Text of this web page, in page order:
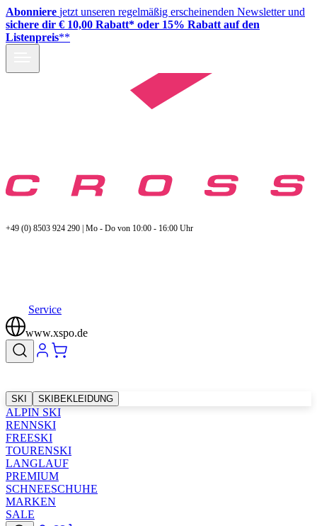
Abonniere jetzt unseren regelmäßig erscheinenden Newsletter und
sichere dir € 10,00 Rabatt* oder 15% Rabatt auf den
Listenpreis**
+49 (0) 8503 924 290 | Mo - Do von 10:00 - 16:00 Uhr
Service
www.xspo.de
SKI SKIBEKLEIDUNG
ALPIN SKI
RENNSKI
FREESKI
TOURENSKI
LANGLAUF
PREMIUM
SCHNEESCHUHE
MARKEN
SALE